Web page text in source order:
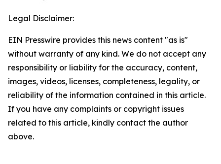
Legal Disclaimer:
EIN Presswire provides this news content "as is"
without warranty of any kind. We do not accept any
responsibility or liability for the accuracy, content,
images, videos, licenses, completeness, legality, or
reliability of the information contained in this article.
If you have any complaints or copyright issues
related to this article, kindly contact the author
above.